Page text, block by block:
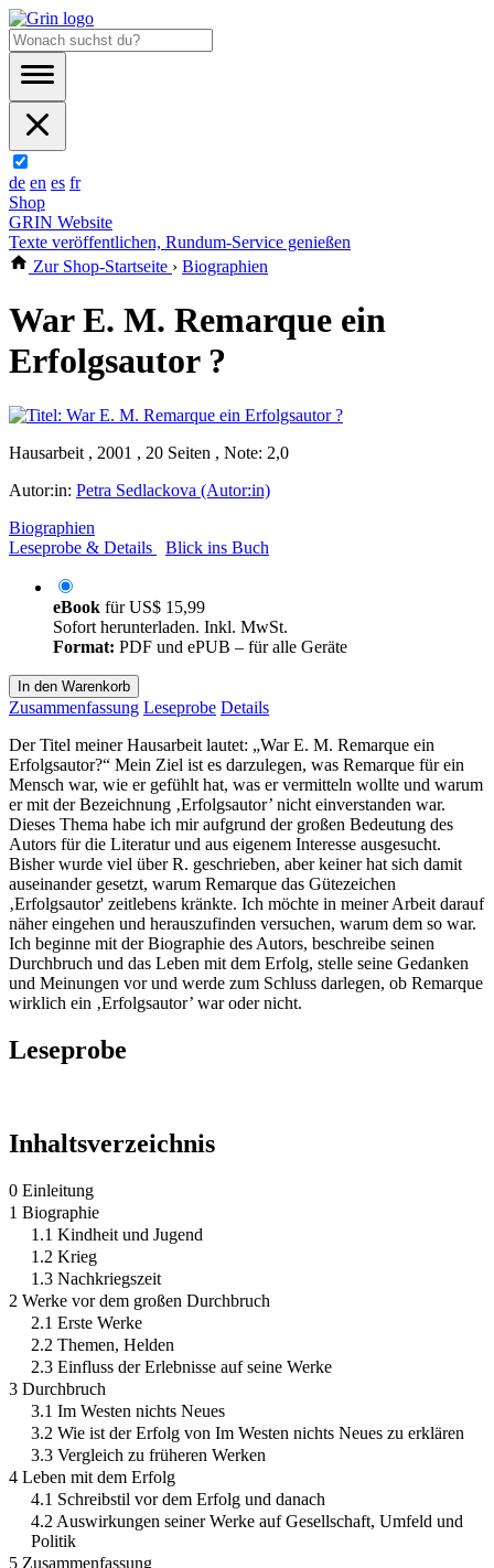
de en es fr
Shop
GRIN Website
Texte veröffentlichen, Rundum-Service genießen
Zur Shop-Startseite › Biographien
War E. M. Remarque ein
Erfolgsautor ?
Hausarbeit , 2001 , 20 Seiten , Note: 2,0
Autor:in: Petra Sedlackova (Autor:in)
Biographien
Leseprobe & Details
Blick ins Buch
eBook fürUS$ 15,99
Sofort herunterladen. Inkl. MwSt.
Format: PDF und ePUB – für alle Geräte
In den Warenkorb
Zusammenfassung Leseprobe Details
Der Titel meiner Hausarbeit lautet: „War E. M. Remarque ein
Erfolgsautor?“ Mein Ziel ist es darzulegen, was Remarque für ein
Mensch war, wie er gefühlt hat, was er vermitteln wollte und warum
er mit der Bezeichnung ‚Erfolgsautor’ nicht einverstanden war.
Dieses Thema habe ich mir aufgrund der großen Bedeutung des
Autors für die Literatur und aus eigenem Interesse ausgesucht.
Bisher wurde viel über R. geschrieben, aber keiner hat sich damit
auseinander gesetzt, warum Remarque das Gütezeichen
‚Erfolgsautor' zeitlebens kränkte. Ich möchte in meiner Arbeit darauf
näher eingehen und herauszufinden versuchen, warum dem so war.
Ich beginne mit der Biographie des Autors, beschreibe seinen
Durchbruch und das Leben mit dem Erfolg, stelle seine Gedanken
und Meinungen vor und werde zum Schluss darlegen, ob Remarque
wirklich ein ‚Erfolgsautor’ war oder nicht.
Leseprobe
Inhaltsverzeichnis
0 Einleitung
1 Biographie
1.1 Kindheit und Jugend
1.2 Krieg
1.3 Nachkriegszeit
2 Werke vor dem großen Durchbruch
2.1 Erste Werke
2.2 Themen, Helden
2.3 Einfluss der Erlebnisse auf seine Werke
3 Durchbruch
3.1 Im Westen nichts Neues
3.2 Wie ist der Erfolg von Im Westen nichts Neues zu erklären
3.3 Vergleich zu früheren Werken
4 Leben mit dem Erfolg
4.1 Schreibstil vor dem Erfolg und danach
4.2 Auswirkungen seiner Werke auf Gesellschaft, Umfeld und
Politik
5 Zusammenfassung